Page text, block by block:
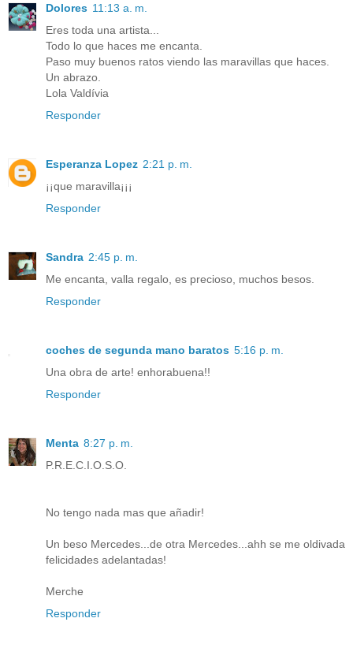
Dolores 11:13 a. m.
Eres toda una artista...
Todo lo que haces me encanta.
Paso muy buenos ratos viendo las maravillas que haces.
Un abrazo.
Lola Valdívia
Responder
Esperanza Lopez 2:21 p. m.
¡¡que maravilla¡¡¡
Responder
Sandra 2:45 p. m.
Me encanta, valla regalo, es precioso, muchos besos.
Responder
coches de segunda mano baratos 5:16 p. m.
Una obra de arte! enhorabuena!!
Responder
Menta 8:27 p. m.
P.R.E.C.I.O.S.O.
No tengo nada mas que añadir!
Un beso Mercedes...de otra Mercedes...ahh se me oldivada
felicidades adelantadas!
Merche
Responder